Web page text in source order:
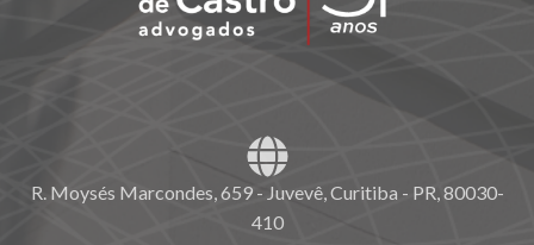
R. Moysés Marcondes, 659 - Juvevê, Curitiba - PR, 80030-
410